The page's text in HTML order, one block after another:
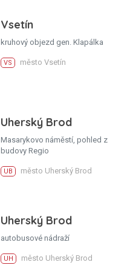
Vsetín
kruhový objezd gen. Klapálka
VS město Vsetín
Uherský Brod
Masarykovo náměstí, pohled z
budovy Regio
UB město Uherský Brod
Uherský Brod
autobusové nádraží
UH město Uherský Brod